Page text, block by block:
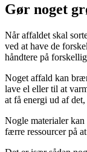
Gør noget
Når affaldet skal
ved at have de
håndtere på
Noget affald kan
lave el eller til at
at få energi ud af
Nogle materialer kan
færre ressourcer på